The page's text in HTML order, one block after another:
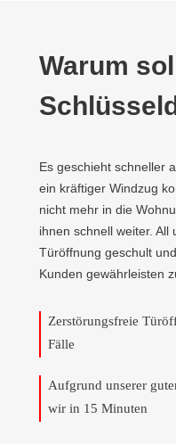
Warum
Es geschieht schneller
ein kräftiger Windzug
nicht mehr in die
ihnen schnell weiter.
Türöffnung geschult
Kunden gewährleisten
Zerstörungsfreie
Fälle
Aufgrund unserer
wir in 15 Minuten